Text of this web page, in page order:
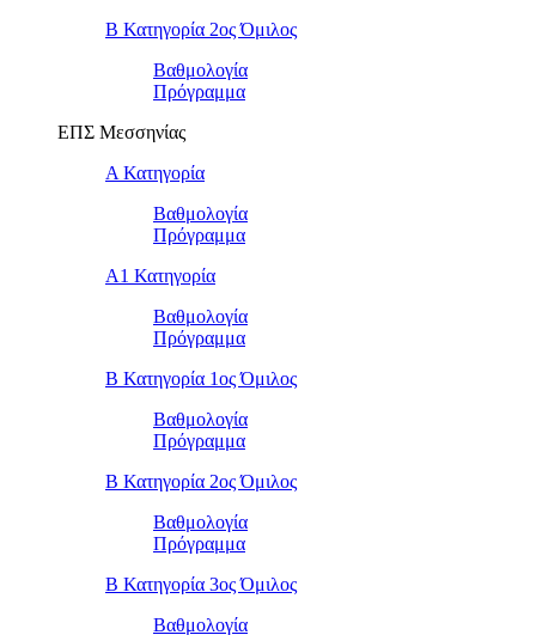
Β Κατηγορία 2ος Όμιλος
Βαθμολογία
Πρόγραμμα
ΕΠΣ Μεσσηνίας
Α Κατηγορία
Βαθμολογία
Πρόγραμμα
Α1 Κατηγορία
Βαθμολογία
Πρόγραμμα
Β Κατηγορία 1ος Όμιλος
Βαθμολογία
Πρόγραμμα
Β Κατηγορία 2ος Όμιλος
Βαθμολογία
Πρόγραμμα
Β Κατηγορία 3ος Όμιλος
Βαθμολογία